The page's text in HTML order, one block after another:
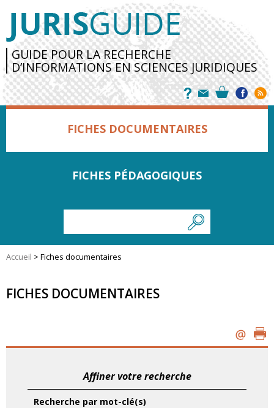
GUIDE POUR LA RECHERCHE
D’INFORMATIONS EN SCIENCES JURIDIQUES
FICHES DOCUMENTAIRES
FICHES PÉDAGOGIQUES
Accueil > Fiches documentaires
FICHES DOCUMENTAIRES
Affiner votre recherche
Recherche par mot-clé(s)